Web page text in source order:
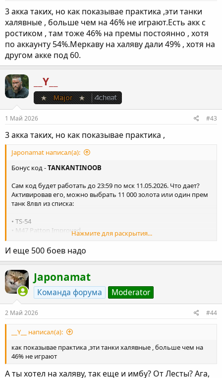
После активации кода нужно сыграть хотя бы 1 бой до 12
мая, 03:00 МСК, чтобы получить все бонусы! Забирать
танк/голду нужно в разделе «поставки из тыла», в ангаре.
3 акка таких, но как показывае практика ,эти танки
халявные , больше чем на 46% не играют.Есть акк с
ростиком , там тоже 46% на премы постоянно , хотя
по аккаунту 54%.Меркаву на халяву дали 49% , хотя на
другом акке под 60.
__Y__
1 Май 2026 #43
3 акка таких, но как показывае практика ,
Japonamat написал(а):
Бонус код -TANKANTINOOB
Сам код будет работать до 23:59 по мск 11.05.2026. Что дает?
Активировав его, можно выбрать 11 000 золота или один прем
танк 8лвл из списка:
• TS-54
• M47 Patton Improved
• K-2
• GSOR 1008
Бонусом начисляются 14 дней премиум аккаунта за сыгранный
бой после активации бонус кода
Однако, есть нюанс, о котором ниже.
Этот бонус код сработает только у тех игроков, которые:
• Последний бой сыграли 75+ и более дней назад
После активации кода нужно сыграть хотя бы 1 бой до 12
мая, 03:00 МСК, чтобы получить все бонусы! Забирать
танк/голду нужно в разделе «поставки из тыла», в ангаре.
Нажмите для раскрытия...
И еще 500 боев надо
Japonamat
Команда форума Moderator
2 Май 2026 #44
__Y__ написал(а):
как показывае практика ,эти танки халявные , больше чем на
46% не играют
А ты хотел на халяву, так еще и имбу? От Лесты? Ага,